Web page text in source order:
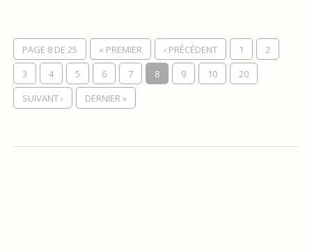
PAGE 8 DE 25 « PREMIER ‹ PRÉCÉDENT 1
2
3
4 5 6 7 8 9 10
20
SUIVANT ›
DERNIER »